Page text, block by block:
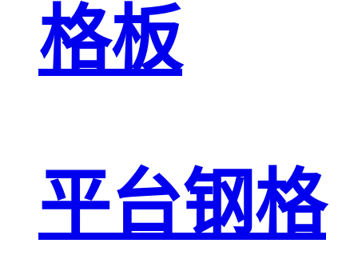
格板
平台钢格